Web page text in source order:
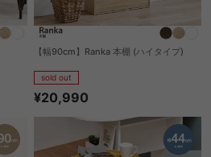
【幅90cm】Ranka 本棚 (ハイタイプ)
sold out
¥20,990